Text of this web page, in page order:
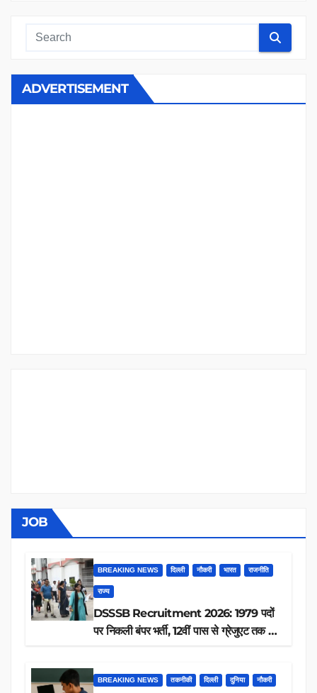
ADVERTISEMENT
JOB
BREAKING NEWS दिल्ली नौकरी भारत राजनीति
राज्य
DSSSB Recruitment 2026: 1979 पदों
पर निकली बंपर भर्ती, 12वीं पास से ग्रेजुएट तक करें
BREAKING NEWS तकनीकी दिल्ली दुनिया नौकरी